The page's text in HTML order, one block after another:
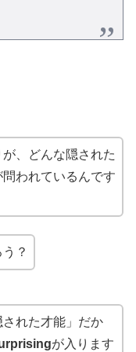
、どんな隠された
われているんです
？
された才能」だか
が入ります